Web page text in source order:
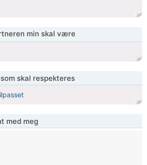
min skal være
skal respekteres
med meg